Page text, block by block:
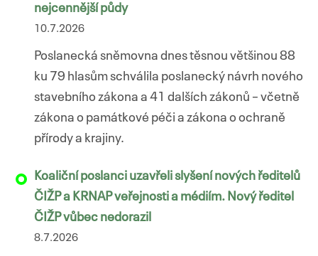
nejcennější půdy
10.7.2026
Poslanecká sněmovna dnes těsnou většinou 88
ku 79 hlasům schválila poslanecký návrh nového
stavebního zákona a 41 dalších zákonů – včetně
zákona o památkové péči a zákona o ochraně
přírody a krajiny.
Koaliční poslanci uzavřeli slyšení nových ředitelů
ČIŽP a KRNAP veřejnosti a médiím. Nový ředitel
ČIŽP vůbec nedorazil
8.7.2026